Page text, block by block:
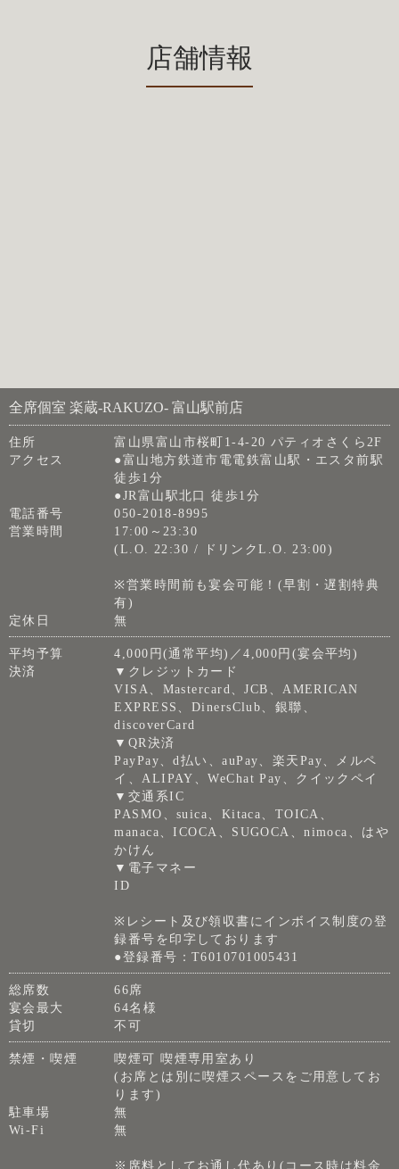
店舗情報
全席個室 楽蔵‐RAKUZO‐ 富山駅前店
住所
富山県富山市桜町1-4-20 パティオさくら2F
アクセス
●富山地方鉄道市電電鉄富山駅・エスタ前駅
徒歩1分
●JR富山駅北口 徒歩1分
電話番号
050-2018-8995
営業時間
17:00～23:30
(L.O. 22:30 / ドリンクL.O. 23:00)
※営業時間前も宴会可能！(早割・遅割特典
有)
定休日
無
平均予算
4,000円(通常平均)／4,000円(宴会平均)
決済
▼クレジットカード
VISA、Mastercard、JCB、AMERICAN
EXPRESS、DinersClub、銀聯、
discoverCard
▼QR決済
PayPay、d払い、auPay、楽天Pay、メルペ
イ、ALIPAY、WeChat Pay、クイックペイ
▼交通系IC
PASMO、suica、Kitaca、TOICA、
manaca、ICOCA、SUGOCA、nimoca、はや
かけん
▼電子マネー
ID
※レシート及び領収書にインボイス制度の登
録番号を印字しております
●登録番号：T6010701005431
総席数
66席
宴会最大
64名様
貸切
不可
禁煙・喫煙
喫煙可 喫煙専用室あり
(お席とは別に喫煙スペースをご用意してお
ります)
駐車場
無
Wi-Fi
無
※席料としてお通し代あり(コース時は料金